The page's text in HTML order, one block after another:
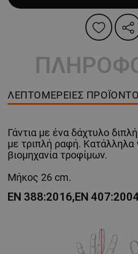
ΛΕΠΤΟΜΈΡΕΙΕΣ
Γάντια με ένα δάχτυλο
με τριπλή ραφή. Κατάλληλα
βιομηχανία τροφίμων.
Μήκος 26 cm.
EN 388:2016,EN